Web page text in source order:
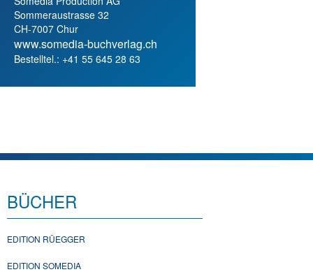
Sommeraustrasse 32
CH-7007 Chur
www.somedia-buchverlag.ch
Bestelltel.: +41 55 645 28 63
BÜCHER
EDITION RÜEGGER
EDITION SOMEDIA